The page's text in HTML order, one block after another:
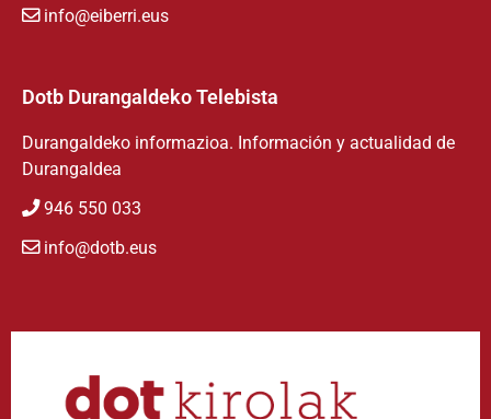
info@eiberri.eus
Dotb Durangaldeko Telebista
Durangaldeko informazioa. Información y actualidad de
Durangaldea
946 550 033
info@dotb.eus